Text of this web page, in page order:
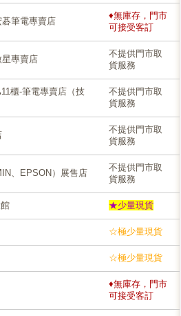
碁筆電專賣店
♦無庫存，門市
可接受客訂
星專賣店
不提供門市取
貨服務
櫃-筆電專賣店（技
不提供門市取
貨服務
不提供門市取
貨服務
、EPSON）展售店
不提供門市取
貨服務
★少量現貨
☆極少量現貨
☆極少量現貨
♦無庫存，門市
可接受客訂